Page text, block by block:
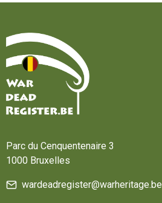
Parc du Cenquentenaire 3
1000 Bruxelles
wardeadregister@warheritage.be